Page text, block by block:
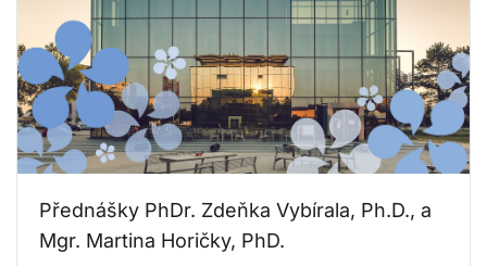
Přednášky PhDr. Zdeňka Vybírala, Ph.D., a
Mgr. Martina Horičky, PhD.